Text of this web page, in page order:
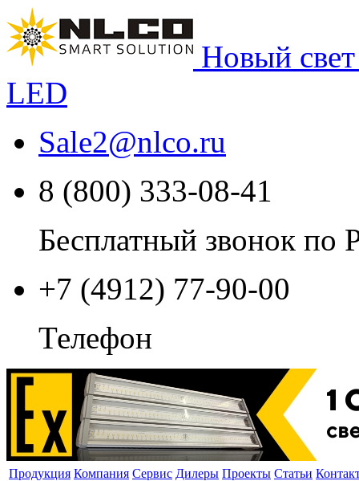
Новый
LED
Sale2@nlco.ru
8 (800) 333-08-41
Бесплатный звонок по
+7 (4912) 77-90-00
Телефон
Продукция Компания Сервис Дилеры Проекты Статьи